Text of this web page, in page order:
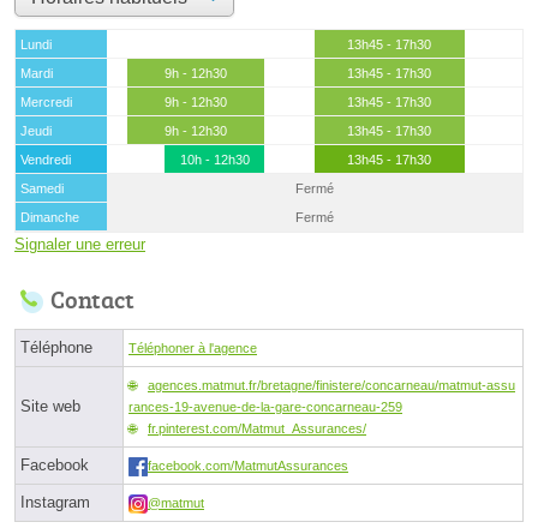
Lundi
13h45 - 17h30
Mardi
9h - 12h30
13h45 - 17h30
Mercredi
9h - 12h30
13h45 - 17h30
Jeudi
9h - 12h30
13h45 - 17h30
Vendredi
10h - 12h30
13h45 - 17h30
Samedi
Fermé
Dimanche
Fermé
Signaler une erreur
Contact
Téléphone Téléphoner à l'agence
Site web
agences.matmut.fr/bretagne/finistere/concarneau/matmut-assu
rances-19-avenue-de-la-gare-concarneau-259
fr.pinterest.com/Matmut_Assurances/
Facebook facebook.com/MatmutAssurances
Instagram @matmut